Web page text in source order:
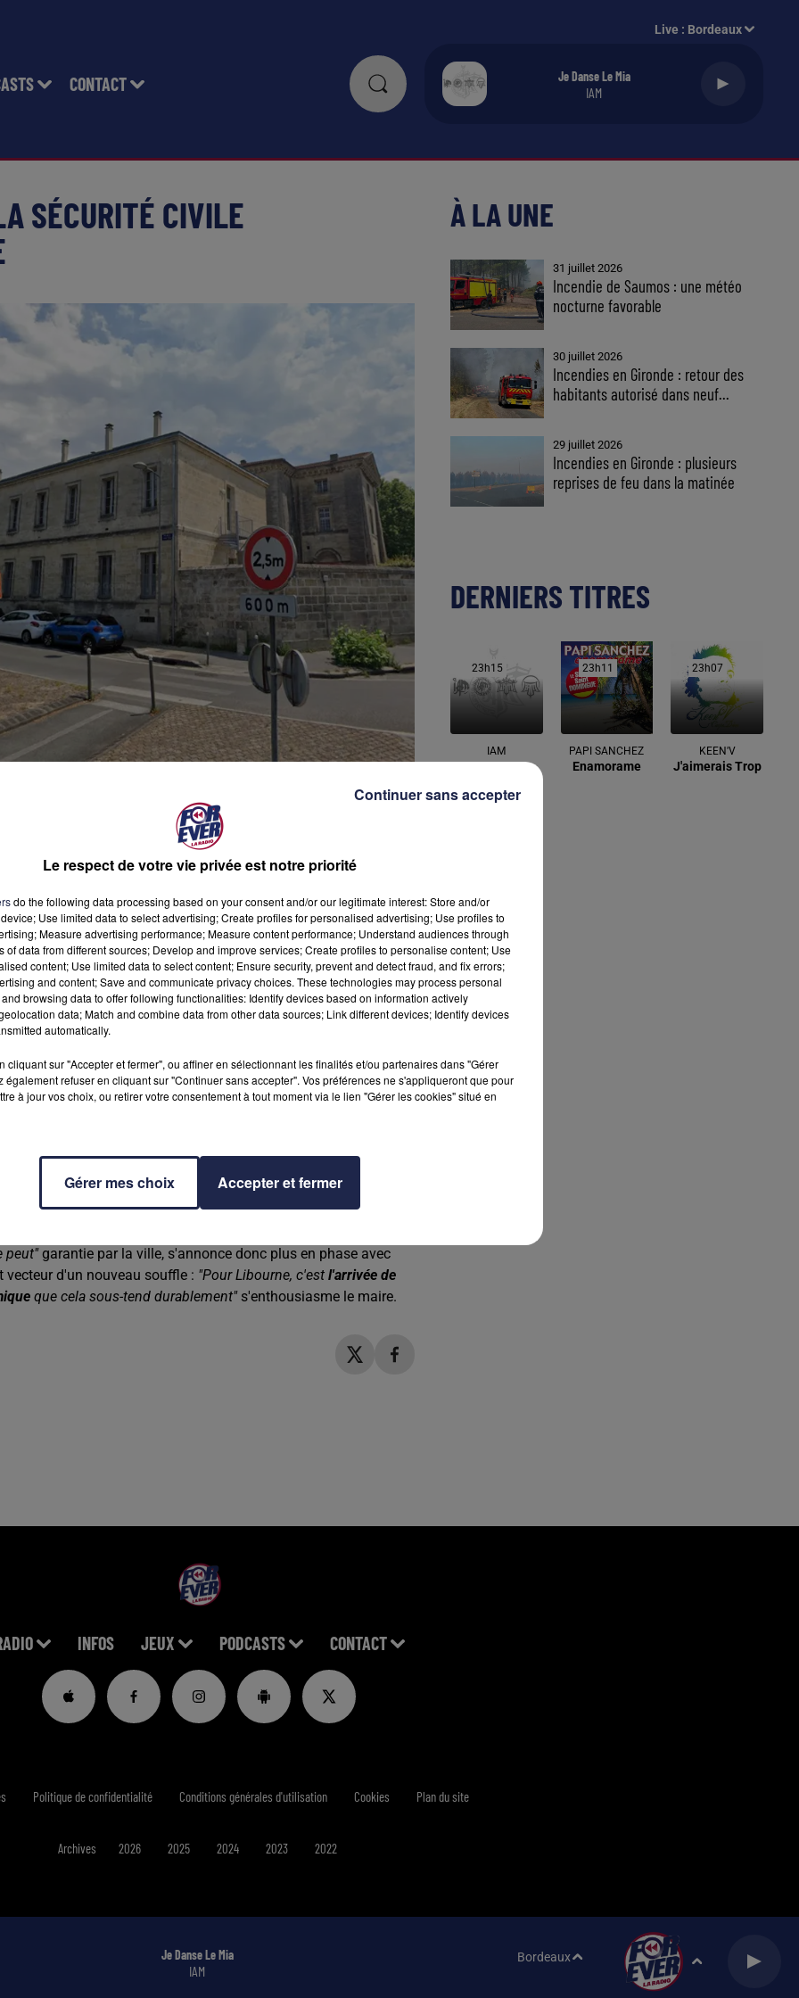
CONTACT
Live : Bordeaux
Je Danse Le Mia
IAM
SÉCURITÉ CIVILE
sécurité civile qui s'installera dans les anciennes casernes
!"s'exclame Philippe Buisson dans une allocution postée sur
socialiste de la sous-préfecture girondine réagit ainsi à
de la sécurité civile"sur le vaste site des anciennes
. Ce sont, à terme, 565
autres implantations françaises de Corte, Brignoles et
liés à des catastrophes majeures telles que des séismes,
parle- des feux de forêt, partout dans le monde.
malgré tout- l'ambitieux projet de complexe
vin, adoubé par la municipalité et porté par l'investisseur
ces dernières années :"Nous ne sommes plus liés par une
des bâtiments historiques de la place Joffre,
peut"garantie par la ville, s'annonce donc plus en phase avec
d'un nouveau souffle : "Pour Libourne, c'est l'arrivée de
que cela sous-tend durablement"s'enthousiasme le maire.
À LA UNE
31 juillet 2026
Incendie de Saumos : une météo
nocturne favorable
30 juillet 2026
Incendies en Gironde : retour des
habitants autorisé dans neuf...
29 juillet 2026
Incendies en Gironde : plusieurs
reprises de feu dans la matinée
DERNIERS TITRES
23h15
23h15
IAM
Je Danse Le
23h11
23h11
PAPI SANCHEZ
Enamorame
23h07
23h07
KEEN'V
J'aimerais Trop
INFOS JEUX PODCASTS CONTACT
Je Danse Le Mia
IAM
Bordeaux
Politique de confidentialité Conditions générales d'utilisation Cookies Plan du site
Archives 2026 2025 2024 2023 2022
Le respect de votre vie privée est notre priorité
do the following data processing based on your consent and/or our legitimate interest: Store and/or
Use limited data to select advertising; Create profiles for personalised advertising; Use profiles to
Measure advertising performance; Measure content performance; Understand audiences through
of data from different sources; Develop and improve services; Create profiles to personalise content; Use
content; Use limited data to select content; Ensure security, prevent and detect fraud, and fix errors;
and content; Save and communicate privacy choices. These technologies may process personal
browsing data to offer following functionalities: Identify devices based on information actively
data; Match and combine data from other data sources; Link different devices; Identify devices
automatically.
cliquant sur "Accepter et fermer", ou affiner en sélectionnant les finalités et/ou partenaires dans "Gérer
également refuser en cliquant sur "Continuer sans accepter". Vos préférences ne s'appliqueront que pour
à jour vos choix, ou retirer votre consentement à tout moment via le lien "Gérer les cookies" situé en
Gérer mes choix Accepter et fermer
Continuer sans accepter